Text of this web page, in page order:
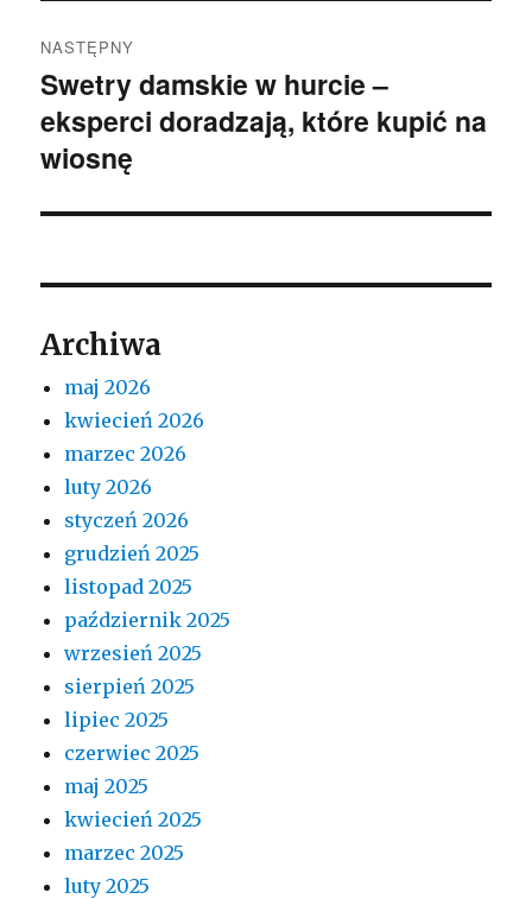
NASTĘPNY
Następny
wpis:
Swetry damskie w hurcie –
eksperci doradzają, które kupić na
wiosnę
Archiwa
maj 2026
kwiecień 2026
marzec 2026
luty 2026
styczeń 2026
grudzień 2025
listopad 2025
październik 2025
wrzesień 2025
sierpień 2025
lipiec 2025
czerwiec 2025
maj 2025
kwiecień 2025
marzec 2025
luty 2025